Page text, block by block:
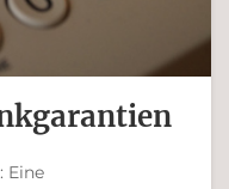
: Eine